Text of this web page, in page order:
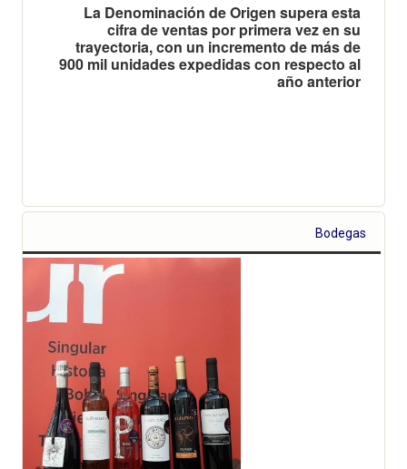
La Denominación de Origen supera esta
cifra de ventas por primera vez en su
trayectoria, con un incremento de más de
900 mil unidades expedidas con respecto al
año anterior
Bodegas